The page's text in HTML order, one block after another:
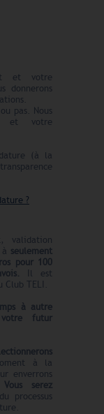
et votre
donnerons
pas. Nous
et votre
(à la
?
validation
seulement
pour 100
Il est
Club TELI.
à autre
votre futur
à la
enverrons
Vous serez
processus